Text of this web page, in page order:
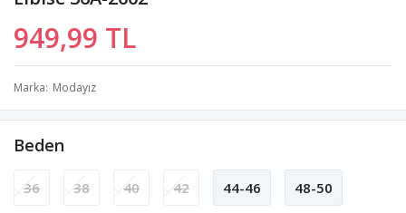
949,99 TL
Marka Modayız
Beden
36 38 40 42 44-46 48-50